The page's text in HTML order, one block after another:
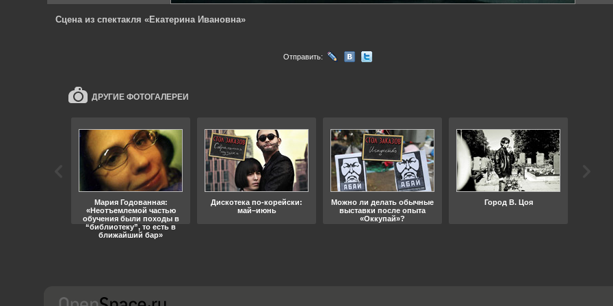
Сцена из спектакля «Екатерина Ивановна»
Отправить:
ДРУГИЕ ФОТОГАЛЕРЕИ
Мария Годованная:
«Неотъемлемой частью
обучения были походы в
“библиотеку”, то есть в
ближайший бар»
Дискотека по-корейски:
май–июнь
Можно ли делать обычные
выставки после опыта
«Оккупай»?
Город В. Цоя